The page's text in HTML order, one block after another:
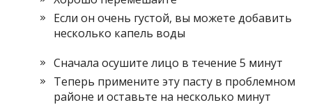
Если он очень густой, вы можете добавить
несколько капель воды
Сначала осушите лицо в течение 5 минут
Теперь примените эту пасту в проблемном
районе и оставьте на несколько минут